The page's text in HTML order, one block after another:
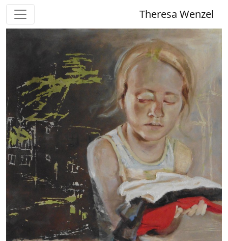
Theresa Wenzel